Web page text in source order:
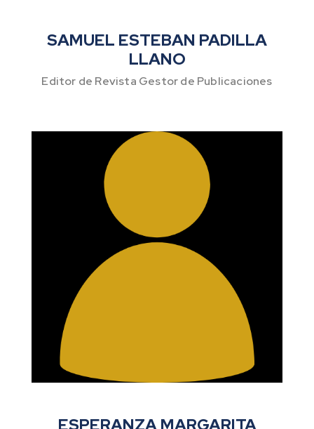
SAMUEL ESTEBAN PADILLA
LLANO
Editor de Revista Gestor de Publicaciones